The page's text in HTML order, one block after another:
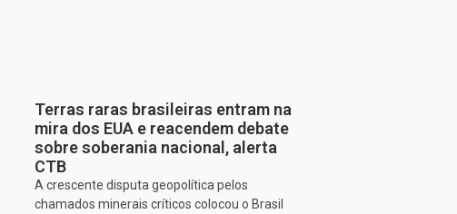
Terras raras brasileiras entram na
mira dos EUA e reacendem debate
sobre soberania nacional, alerta
CTB
A crescente disputa geopolítica pelos
chamados minerais críticos colocou o Brasil